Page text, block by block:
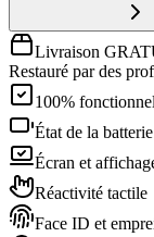
Livraison
Restauré par des
100% fonctionnel
État de la batterie
Écran et
Réactivité tactile
Face ID et